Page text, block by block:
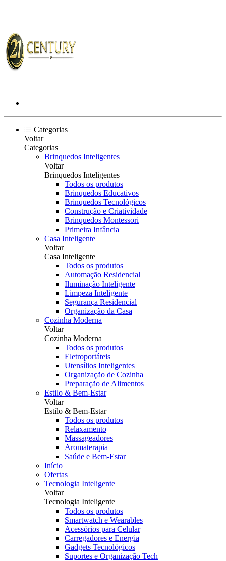
Categorias
Voltar
Categorias
Brinquedos Inteligentes
Voltar
Brinquedos Inteligentes
Todos os produtos
Brinquedos Educativos
Brinquedos Tecnológicos
Construção e Criatividade
Brinquedos Montessori
Primeira Infância
Casa Inteligente
Voltar
Casa Inteligente
Todos os produtos
Automação Residencial
Iluminação Inteligente
Limpeza Inteligente
Segurança Residencial
Organização da Casa
Cozinha Moderna
Voltar
Cozinha Moderna
Todos os produtos
Eletroportáteis
Utensílios Inteligentes
Organização de Cozinha
Preparação de Alimentos
Estilo & Bem-Estar
Voltar
Estilo & Bem-Estar
Todos os produtos
Relaxamento
Massageadores
Aromaterapia
Saúde e Bem-Estar
Início
Ofertas
Tecnologia Inteligente
Voltar
Tecnologia Inteligente
Todos os produtos
Smartwatch e Wearables
Acessórios para Celular
Carregadores e Energia
Gadgets Tecnológicos
Suportes e Organização Tech